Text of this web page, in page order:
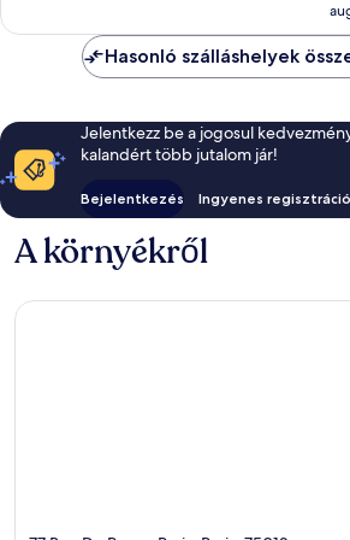
Hasonló szálláshelyek
Jelentkezz be a jogosul
kalandért több jutalom jár!
Bejelentkezés Ingyenes regisztráció
A környékről